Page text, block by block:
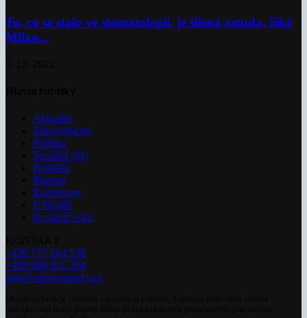
To, co se stalo ve stomatologii, je šílená ostuda, říká
Milan...
Aktuality
Zdravotnictví
Politika
Sociální věci
Pojištění
Pharma
Rozhovory
E-Health
Ke kávě i čaji
+420 777 264 528
+420 606 831 394
info@zdravezpravy.cz